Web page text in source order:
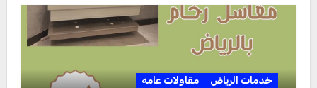
خدمات الرياض مقاولات عامه